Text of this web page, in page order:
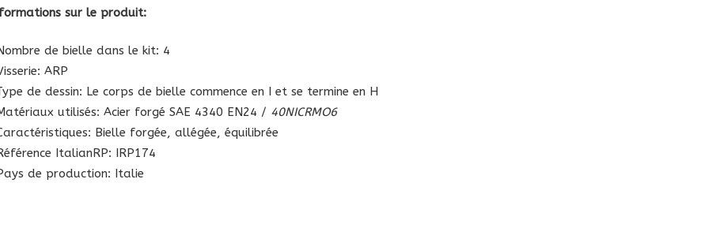
sur le produit:
de bielle dans le kit: 4
ARP
de dessin: Le corps de bielle commence en I et se termine en H
utilisés: Acier forgé SAE 4340 EN24 / 40NICRMO6
Bielle forgée, allégée, équilibrée
ItalianRP: IRP174
de production: Italie